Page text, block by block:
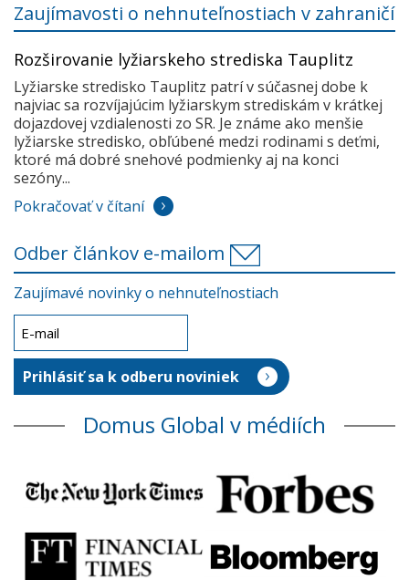
Zaujímavosti o nehnuteľnostiach v zahraničí
Rozširovanie lyžiarskeho strediska Tauplitz
Lyžiarske stredisko Tauplitz patrí v súčasnej dobe k
najviac sa rozvíjajúcim lyžiarskym strediskám v krátkej
dojazdovej vzdialenosti zo SR. Je známe ako menšie
lyžiarske stredisko, obľúbené medzi rodinami s deťmi,
ktoré má dobré snehové podmienky aj na konci
sezóny...
Pokračovať v čítaní
Odber článkov e-mailom
Zaujímavé novinky o nehnuteľnostiach
Domus Global v médiích